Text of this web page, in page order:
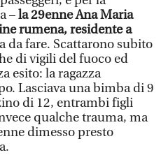
–la 29enne Ana Maria
rumena, residente a
da fare. Scattarono subito
di vigili del fuoco ed
esito: la ragazza
Lasciava una bimba di 9
di 12, entrambi figli
qualche trauma, ma
dimesso presto